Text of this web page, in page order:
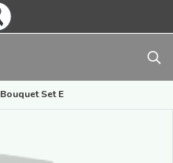
Bouquet Set E